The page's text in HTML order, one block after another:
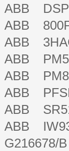
ABB
ABB
ABB
ABB
ABB
ABB
ABB
ABB
G216678/